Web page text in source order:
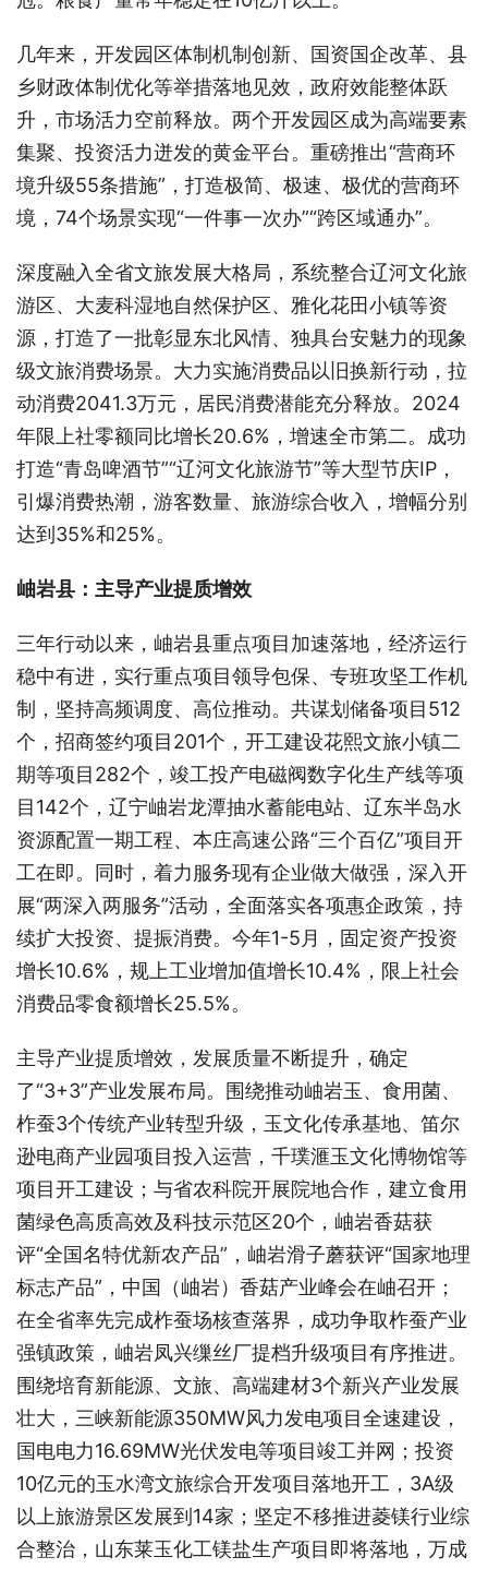
几年来，开发园区体制机制创新、国资国企改革、县
乡财政体制优化等举措落地见效，政府效能整体跃
升，市场活力空前释放。两个开发园区成为高端要素
集聚、投资活力迸发的黄金平台。重磅推出“营商环
境升级55条措施”，打造极简、极速、极优的营商环
境，74个场景实现“一件事一次办”“跨区域通办”。
深度融入全省文旅发展大格局，系统整合辽河文化旅
游区、大麦科湿地自然保护区、雅化花田小镇等资
源，打造了一批彰显东北风情、独具台安魅力的现象
级文旅消费场景。大力实施消费品以旧换新行动，拉
动消费2041.3万元，居民消费潜能充分释放。2024
年限上社零额同比增长20.6%，增速全市第二。成功
打造“青岛啤酒节”“辽河文化旅游节”等大型节庆IP，
引爆消费热潮，游客数量、旅游综合收入，增幅分别
达到35%和25%。
岫岩县：主导产业提质增效
三年行动以来，岫岩县重点项目加速落地，经济运行
稳中有进，实行重点项目领导包保、专班攻坚工作机
制，坚持高频调度、高位推动。共谋划储备项目512
个，招商签约项目201个，开工建设花熙文旅小镇二
期等项目282个，竣工投产电磁阀数字化生产线等项
目142个，辽宁岫岩龙潭抽水蓄能电站、辽东半岛水
资源配置一期工程、本庄高速公路“三个百亿”项目开
工在即。同时，着力服务现有企业做大做强，深入开
展“两深入两服务”活动，全面落实各项惠企政策，持
续扩大投资、提振消费。今年1-5月，固定资产投资
增长10.6%，规上工业增加值增长10.4%，限上社会
消费品零食额增长25.5%。
主导产业提质增效，发展质量不断提升，确定
了“3+3”产业发展布局。围绕推动岫岩玉、食用菌、
柞蚕3个传统产业转型升级，玉文化传承基地、笛尔
逊电商产业园项目投入运营，千璞滙玉文化博物馆等
项目开工建设；与省农科院开展院地合作，建立食用
菌绿色高质高效及科技示范区20个，岫岩香菇获
评“全国名特优新农产品”，岫岩滑子蘑获评“国家地理
标志产品”，中国（岫岩）香菇产业峰会在岫召开；
在全省率先完成柞蚕场核查落界，成功争取柞蚕产业
强镇政策，岫岩凤兴缫丝厂提档升级项目有序推进。
围绕培育新能源、文旅、高端建材3个新兴产业发展
壮大，三峡新能源350MW风力发电项目全速建设，
国电电力16.69MW光伏发电等项目竣工并网；投资
10亿元的玉水湾文旅综合开发项目落地开工，3A级
以上旅游景区发展到14家；坚定不移推进菱镁行业综
合整治，山东莱玉化工镁盐生产项目即将落地，万成